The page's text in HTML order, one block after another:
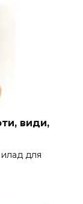
види,
для